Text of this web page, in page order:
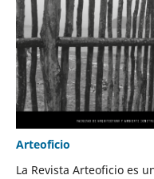
Arteoficio
La Revista Arteoficio es